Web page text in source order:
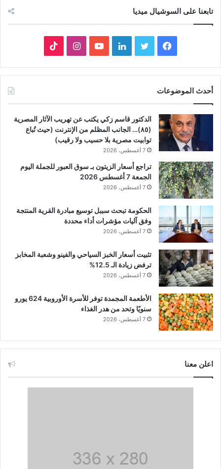
تابعنا على السوشيال ميديا
فيسبوك تويتر لينكدإنيوتيوبانستقرام
أحدث الموضوعات
الدكتور قاسم زكي يكتب عن تهريب الآثار المصرية
(٨٥)… الجانب المظلم من الإنترنت (حيث تُباع
توابيت مصرية بلا حسيب ولا رقيب)
7 أغسطس، 2026
تراجع أسعار الزيتون بـ سوق العبور للجملة اليوم
الجمعة 7 أغسطس 2026
7 أغسطس، 2026
الحكومة تبحث سببل توسيع مبادرة القرية المنتجة
وفق آليات مؤشرات أداء محددة
7 أغسطس، 2026
تثبيت أسعار الخبز السياحي والفينو وشعبة المخابز
ترفض زيادة الـ 12.5%
7 أغسطس، 2026
الأطعمة المجمدة توفر للأسرة الأوروبية 624 يورو
سنويًا وتحد من هدر الغذاء
7 أغسطس، 2026
اعلن معنا